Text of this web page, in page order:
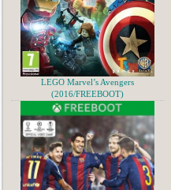
LEGO Marvel’s Avengers
(2016/FREEBOOT)